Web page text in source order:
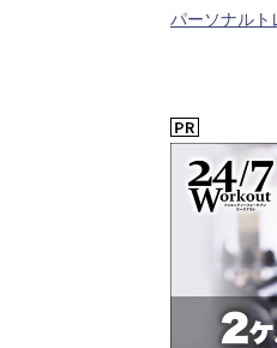
パーソナルト